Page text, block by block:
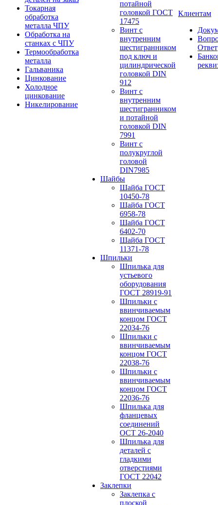
Токарная
обработка
металла ЧПУ
Обработка на
станках с ЧПУ
Термообработка
металла
Гальваника
Цинкование
Холодное
цинкование
Никелирование
потайной
головкой ГОСТ
17475
Винт с
внутренним
шестигранником
под ключ и
цилиндрической
головкой DIN
912
Винт с
внутренним
шестигранником
и потайной
головкой DIN
7991
Винт с
полукруглой
головой
DIN7985
Шайбы
Шайба ГОСТ
10450-78
Шайба ГОСТ
6958-78
Шайба ГОСТ
6402-70
Шайба ГОСТ
11371-78
Шпильки
Шпилька для
устьевого
оборудования
ГОСТ 28919-91
Шпильки с
ввинчиваемым
концом ГОСТ
22034-76
Шпильки с
ввинчиваемым
концом ГОСТ
22038-76
Шпильки с
ввинчиваемым
концом ГОСТ
22036-76
Шпилька для
фланцевых
соединений
ОСТ 26-2040
Шпилька для
деталей с
гладкими
отверстиями
ГОСТ 22042
Заклепки
Заклепка с
плоской
Клиентам
Ответ